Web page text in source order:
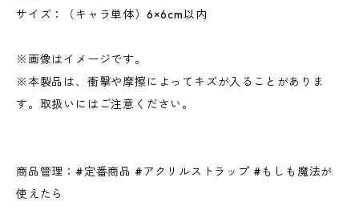
サイズ：（キャラ単体）6×6cm以内
※画像はイメージです。
※本製品は、衝撃や摩擦によってキズが入ることがありま
す。取扱いにはご注意ください。
商品管理：#定番商品 #アクリルストラップ #もしも魔法が
使えたら